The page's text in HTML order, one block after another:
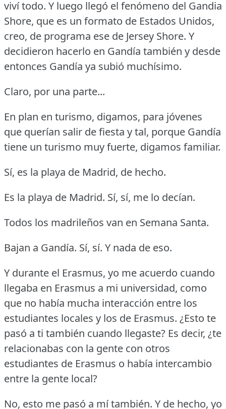
viví todo. Y luego llegó el fenómeno del Gandia
Shore, que es un formato de Estados Unidos,
creo, de programa ese de Jersey Shore. Y
decidieron hacerlo en Gandía también y desde
entonces Gandía ya subió muchísimo.
Claro, por una parte...
En plan en turismo, digamos, para jóvenes
que querían salir de fiesta y tal, porque Gandía
tiene un turismo muy fuerte, digamos familiar.
Sí, es la playa de Madrid, de hecho.
Es la playa de Madrid. Sí, sí, me lo decían.
Todos los madrileños van en Semana Santa.
Bajan a Gandía. Sí, sí. Y nada de eso.
Y durante el Erasmus, yo me acuerdo cuando
llegaba en Erasmus a mi universidad, como
que no había mucha interacción entre los
estudiantes locales y los de Erasmus. ¿Esto te
pasó a ti también cuando llegaste? Es decir, ¿te
relacionabas con la gente con otros
estudiantes de Erasmus o había intercambio
entre la gente local?
No, esto me pasó a mí también. Y de hecho, yo